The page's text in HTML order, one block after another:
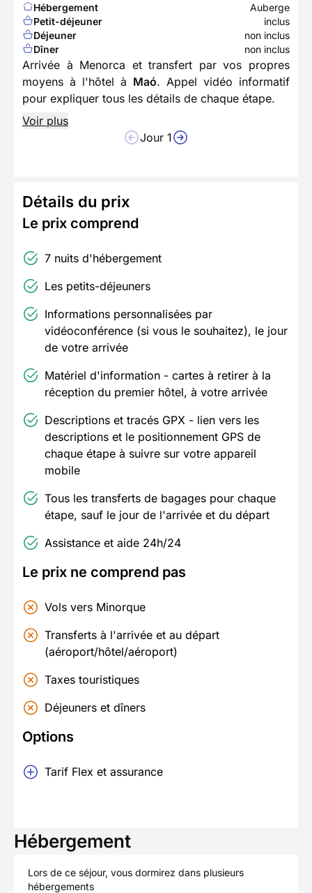
Hébergement
Auberge
Petit-déjeuner
inclus
Déjeuner
non inclus
Dîner
non inclus
Arrivée à Menorca et transfert par vos propres
moyens à l'hôtel à Maó. Appel vidéo informatif
pour expliquer tous les détails de chaque étape.
Voir plus
Jour 1
Détails du prix
Le prix comprend
7 nuits d'hébergement
Les petits-déjeuners
Informations personnalisées par
vidéoconférence (si vous le souhaitez), le jour
de votre arrivée
Matériel d'information - cartes à retirer à la
réception du premier hôtel, à votre arrivée
Descriptions et tracés GPX - lien vers les
descriptions et le positionnement GPS de
chaque étape à suivre sur votre appareil
mobile
Tous les transferts de bagages pour chaque
étape, sauf le jour de l'arrivée et du départ
Assistance et aide 24h/24
Le prix ne comprend pas
Vols vers Minorque
Transferts à l'arrivée et au départ
(aéroport/hôtel/aéroport)
Taxes touristiques
Déjeuners et dîners
Options
Tarif Flex et assurance
Hébergement
Lors de ce séjour, vous dormirez dans plusieurs
hébergements